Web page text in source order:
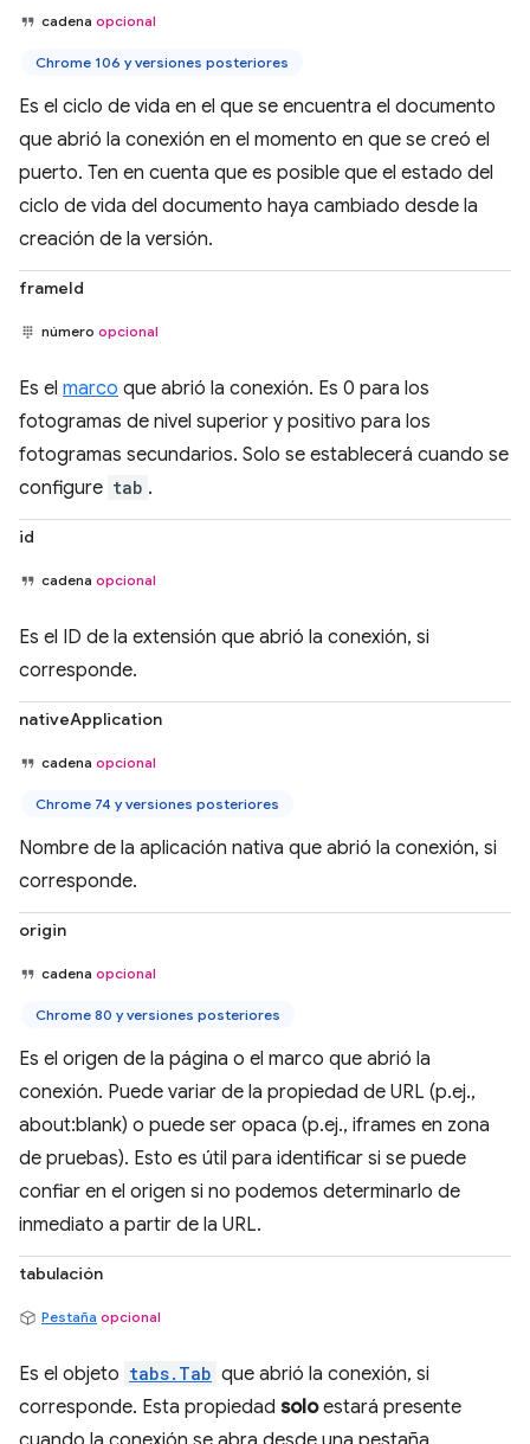
cadena opcional
Chrome 106 y versiones posteriores
Es el ciclo de vida en el que se encuentra el documento
que abrió la conexión en el momento en que se creó el
puerto. Ten en cuenta que es posible que el estado del
ciclo de vida del documento haya cambiado desde la
creación de la versión.
frameId
número opcional
Es el marco que abrió la conexión. Es 0 para los
fotogramas de nivel superior y positivo para los
fotogramas secundarios. Solo se establecerá cuando se
configure tab .
id
cadena opcional
Es el ID de la extensión que abrió la conexión, si
corresponde.
nativeApplication
cadena opcional
Chrome 74 y versiones posteriores
Nombre de la aplicación nativa que abrió la conexión, si
corresponde.
origin
cadena opcional
Chrome 80 y versiones posteriores
Es el origen de la página o el marco que abrió la
conexión. Puede variar de la propiedad de URL (p.ej.,
about:blank) o puede ser opaca (p.ej., iframes en zona
de pruebas). Esto es útil para identificar si se puede
confiar en el origen si no podemos determinarlo de
inmediato a partir de la URL.
tabulación
Pestaña opcional
Es el objeto tabs.Tab que abrió la conexión, si
corresponde. Esta propiedad soloestará presente